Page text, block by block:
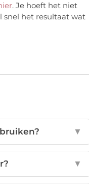
. Je hoeft het niet
snel het resultaat wat
▼
▼